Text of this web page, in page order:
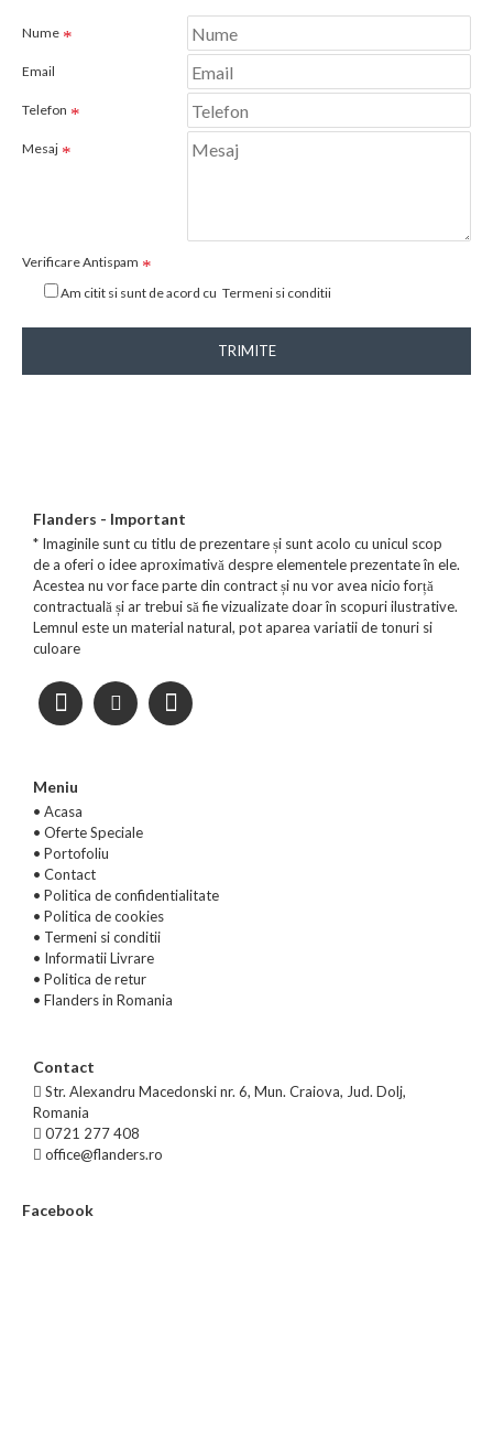
Nume
Email
Telefon
Mesaj
Verificare Antispam
Am citit si sunt de acord cu Termeni si conditii
TRIMITE
Flanders - Important
* Imaginile sunt cu titlu de prezentare și sunt acolo cu unicul scop
de a oferi o idee aproximativă despre elementele prezentate în ele.
Acestea nu vor face parte din contract și nu vor avea nicio forță
contractuală și ar trebui să fie vizualizate doar în scopuri ilustrative.
Lemnul este un material natural, pot aparea variatii de tonuri si
culoare
Meniu
• Acasa
• Oferte Speciale
• Portofoliu
• Contact
• Politica de confidentialitate
• Politica de cookies
• Termeni si conditii
• Informatii Livrare
• Politica de retur
• Flanders in Romania
Contact
Str. Alexandru Macedonski nr. 6, Mun. Craiova, Jud. Dolj,
Romania
0721 277 408
office@flanders.ro
Facebook